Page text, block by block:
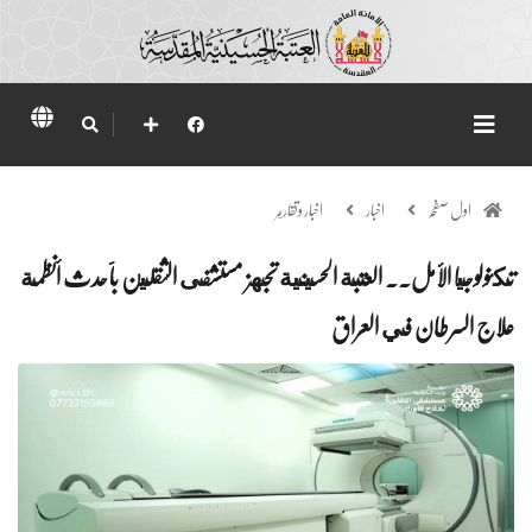
اول صفحہ اخبار اخبار وتقارير
تكنولوجيا الأمل.. العتبة الحسينية تجهز مستشفى الثقلين بأحدث أنظمة
علاج السرطان في العراق